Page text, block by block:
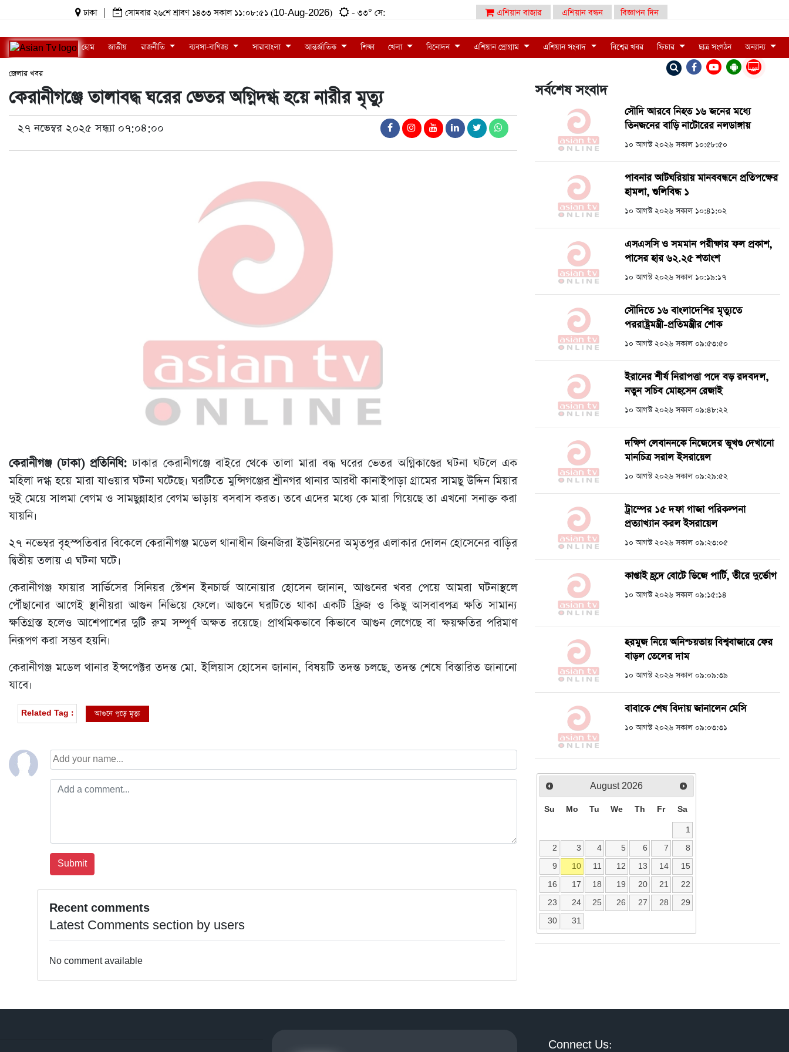
ঢাকা সোমবার ২৬শে শ্রাবণ ১৪৩৩ সকাল ১১:০৮:৫১ (10-Aug-2026) - ৩৩° সে: এশিয়ান বাজার এশিয়ান বন্ধন বিজ্ঞাপন দিন
LIVE
হোম জাতীয় রাজনীতি ব্যবসা-বাণিজ্য সারাবাংলা আন্তর্জাতিক শিক্ষা খেলা বিনোদন এশিয়ান প্রোগ্রাম এশিয়ান সংবাদ বিশ্বের খবর ফিচার ছাত্র সংগঠন অন্যান্য
জেলার খবর
কেরানীগঞ্জে তালাবদ্ধ ঘরের ভেতর অগ্নিদগ্ধ হয়ে নারীর মৃত্যু
২৭ নভেম্বর ২০২৫ সন্ধ্যা ০৭:০৪:০০
কেরানীগঞ্জ (ঢাকা) প্রতিনিধি:ঢাকার কেরানীগঞ্জে বাইরে থেকে তালা মারা বদ্ধ ঘরের ভেতর অগ্নিকাণ্ডের ঘটনা ঘটলে এক
মহিলা দগ্ধ হয়ে মারা যাওয়ার ঘটনা ঘটেছে। ঘরটিতে মুন্সিগঞ্জের শ্রীনগর থানার আরধী কানাইপাড়া গ্রামের সামছু উদ্দিন মিয়ার
দুই মেয়ে সালমা বেগম ও সামছুন্নাহার বেগম ভাড়ায় বসবাস করত। তবে এদের মধ্যে কে মারা গিয়েছে তা এখনো সনাক্ত করা
যায়নি।
২৭ নভেম্বর বৃহস্পতিবার বিকেলে কেরানীগঞ্জ মডেল থানাধীন জিনজিরা ইউনিয়নের অমৃতপুর এলাকার দোলন হোসেনের বাড়ির
দ্বিতীয় তলায় এ ঘটনা ঘটে।
কেরানীগঞ্জ ফায়ার সার্ভিসের সিনিয়র স্টেশন ইনচার্জ আনোয়ার হোসেন জানান, আগুনের খবর পেয়ে আমরা ঘটনাস্থলে
পৌঁছানোর আগেই স্থানীয়রা আগুন নিভিয়ে ফেলে। আগুনে ঘরটিতে থাকা একটি ফ্রিজ ও কিছু আসবাবপত্র ক্ষতি সামান্য
ক্ষতিগ্রস্ত হলেও আশেপাশের দুটি রুম সম্পূর্ণ অক্ষত রয়েছে। প্রাথমিকভাবে কিভাবে আগুন লেগেছে বা ক্ষয়ক্ষতির পরিমাণ
নিরূপণ করা সম্ভব হয়নি।
কেরানীগঞ্জ মডেল থানার ইন্সপেক্টর তদন্ত মো. ইলিয়াস হোসেন জানান, বিষয়টি তদন্ত চলছে, তদন্ত শেষে বিস্তারিত জানানো
যাবে।
Related Tag : আগুনে পুড়ে মৃত্যু
Recent comments
Latest Comments section by users
No comment available
সর্বশেষ সংবাদ
সৌদি আরবে নিহত ১৬ জনের মধ্যে
তিনজনের বাড়ি নাটোরের নলডাঙ্গায়
১০ আগস্ট ২০২৬ সকাল ১০:৫৮:৫০
পাবনার আটঘরিয়ায় মানববন্ধনে প্রতিপক্ষের
হামলা, গুলিবিদ্ধ ১
১০ আগস্ট ২০২৬ সকাল ১০:৪১:০২
এসএসসি ও সমমান পরীক্ষার ফল প্রকাশ,
পাসের হার ৬২.২৫ শতাংশ
১০ আগস্ট ২০২৬ সকাল ১০:১৯:১৭
সৌদিতে ১৬ বাংলাদেশির মৃত্যুতে
পররাষ্ট্রমন্ত্রী-প্রতিমন্ত্রীর শোক
১০ আগস্ট ২০২৬ সকাল ০৯:৫৩:৫০
ইরানের শীর্ষ নিরাপত্তা পদে বড় রদবদল,
নতুন সচিব মোহসেন রেজাই
১০ আগস্ট ২০২৬ সকাল ০৯:৪৮:২২
দক্ষিণ লেবাননকে নিজেদের ভূখণ্ড দেখানো
মানচিত্র সরাল ইসরায়েল
১০ আগস্ট ২০২৬ সকাল ০৯:২৯:৫২
ট্রাম্পের ১৫ দফা গাজা পরিকল্পনা
প্রত্যাখ্যান করল ইসরায়েল
১০ আগস্ট ২০২৬ সকাল ০৯:২৩:০৫
কাপ্তাই হ্রদে বোটে ডিজে পার্টি, তীরে দুর্ভোগ
১০ আগস্ট ২০২৬ সকাল ০৯:১৫:১৪
হরমুজ নিয়ে অনিশ্চয়তায় বিশ্ববাজারে ফের
বাড়ল তেলের দাম
১০ আগস্ট ২০২৬ সকাল ০৯:০৯:৩৯
বাবাকে শেষ বিদায় জানালেন মেসি
১০ আগস্ট ২০২৬ সকাল ০৯:০৩:৩১
August 2026
Su Mo Tu We Th Fr Sa
1
2
3 4 5 6 7
8
9
10 11 12 13 14
15
16
17 18 19 20 21
22
23
24 25 26 27 28
29
30
31
Connect Us: